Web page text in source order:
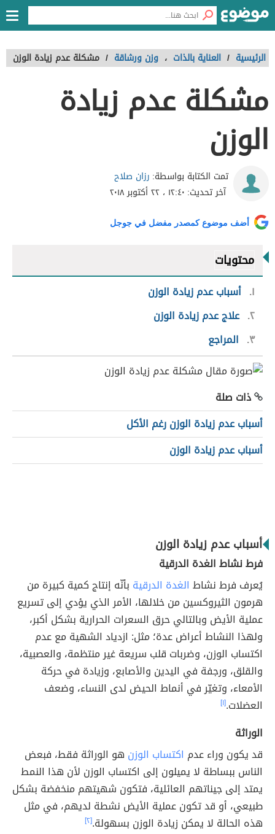
الرئيسية / العناية بالذات ، وزن ورشاقة / مشكلة عدم زيادة الوزن
مشكلة عدم زيادة
الوزن
تمت الكتابة بواسطة: رزان صلاح
آخر تحديث: ١٢:٤٠ ، ٢٢ أكتوبر ٢٠١٨
أضف موضوع كمصدر مفضل في جوجل
محتويات
١ أسباب عدم زيادة الوزن
٢ علاج عدم زيادة الوزن
٣
المراجع
ذات صلة
أسباب عدم زيادة الوزن رغم الأكل
أسباب عدم زيادة الوزن
أسباب عدم زيادة الوزن
فرط نشاط الغدة الدرقية
يُعرف فرط نشاط الغدة الدرقية بأنّه إنتاج كمية كبيرة من
هرمون الثيروكسين من خلالها، الأمر الذي يؤدي إلى تسريع
عملية الأيض وبالتالي حرق السعرات الحرارية بشكل أكبر،
ولهذا النشاط أعراض عدة؛ مثل: ازدياد الشهية مع عدم
اكتساب الوزن، وضربات قلب سريعة غير منتظمة، والعصبية،
والقلق، ورجفة في اليدين والأصابع، وزيادة في حركة
الأمعاء، وتغيّر في أنماط الحيض لدى النساء، وضعف
العضلات.[١]
الوراثة
قد يكون وراء عدم اكتساب الوزن هو الوراثة فقط، فبعض
الناس ببساطة لا يميلون إلى اكتساب الوزن لأن هذا النمط
يمتد إلى جيناتهم العائلية، فتكون شهيتهم منخفضة بشكل
طبيعي، أو قد تكون عملية الأيض نشطة لديهم، في مثل
هذه الحالة لا يمكن زيادة الوزن بسهولة.[٢]